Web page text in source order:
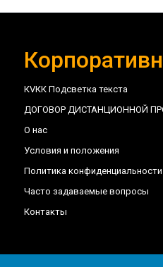
КVКК Подсветка текста
ДОГОВОР ДИСТАНЦИОННОЙ
О нас
Условия и положения
Политика конфиденциальности
Часто задаваемые вопросы
Контакты